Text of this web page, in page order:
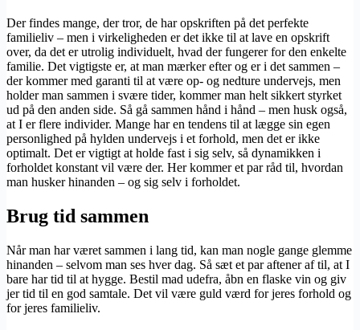
Der findes mange, der tror, de har opskriften på det perfekte
familieliv – men i virkeligheden er det ikke til at lave en opskrift
over, da det er utrolig individuelt, hvad der fungerer for den enkelte
familie. Det vigtigste er, at man mærker efter og er i det sammen –
der kommer med garanti til at være op- og nedture undervejs, men
holder man sammen i svære tider, kommer man helt sikkert styrket
ud på den anden side. Så gå sammen hånd i hånd – men husk også,
at I er flere individer. Mange har en tendens til at lægge sin egen
personlighed på hylden undervejs i et forhold, men det er ikke
optimalt. Det er vigtigt at holde fast i sig selv, så dynamikken i
forholdet konstant vil være der. Her kommer et par råd til, hvordan
man husker hinanden – og sig selv i forholdet.
Brug tid sammen
Når man har været sammen i lang tid, kan man nogle gange glemme
hinanden – selvom man ses hver dag. Så sæt et par aftener af til, at I
bare har tid til at hygge. Bestil mad udefra, åbn en flaske vin og giv
jer tid til en god samtale. Det vil være guld værd for jeres forhold og
for jeres familieliv.